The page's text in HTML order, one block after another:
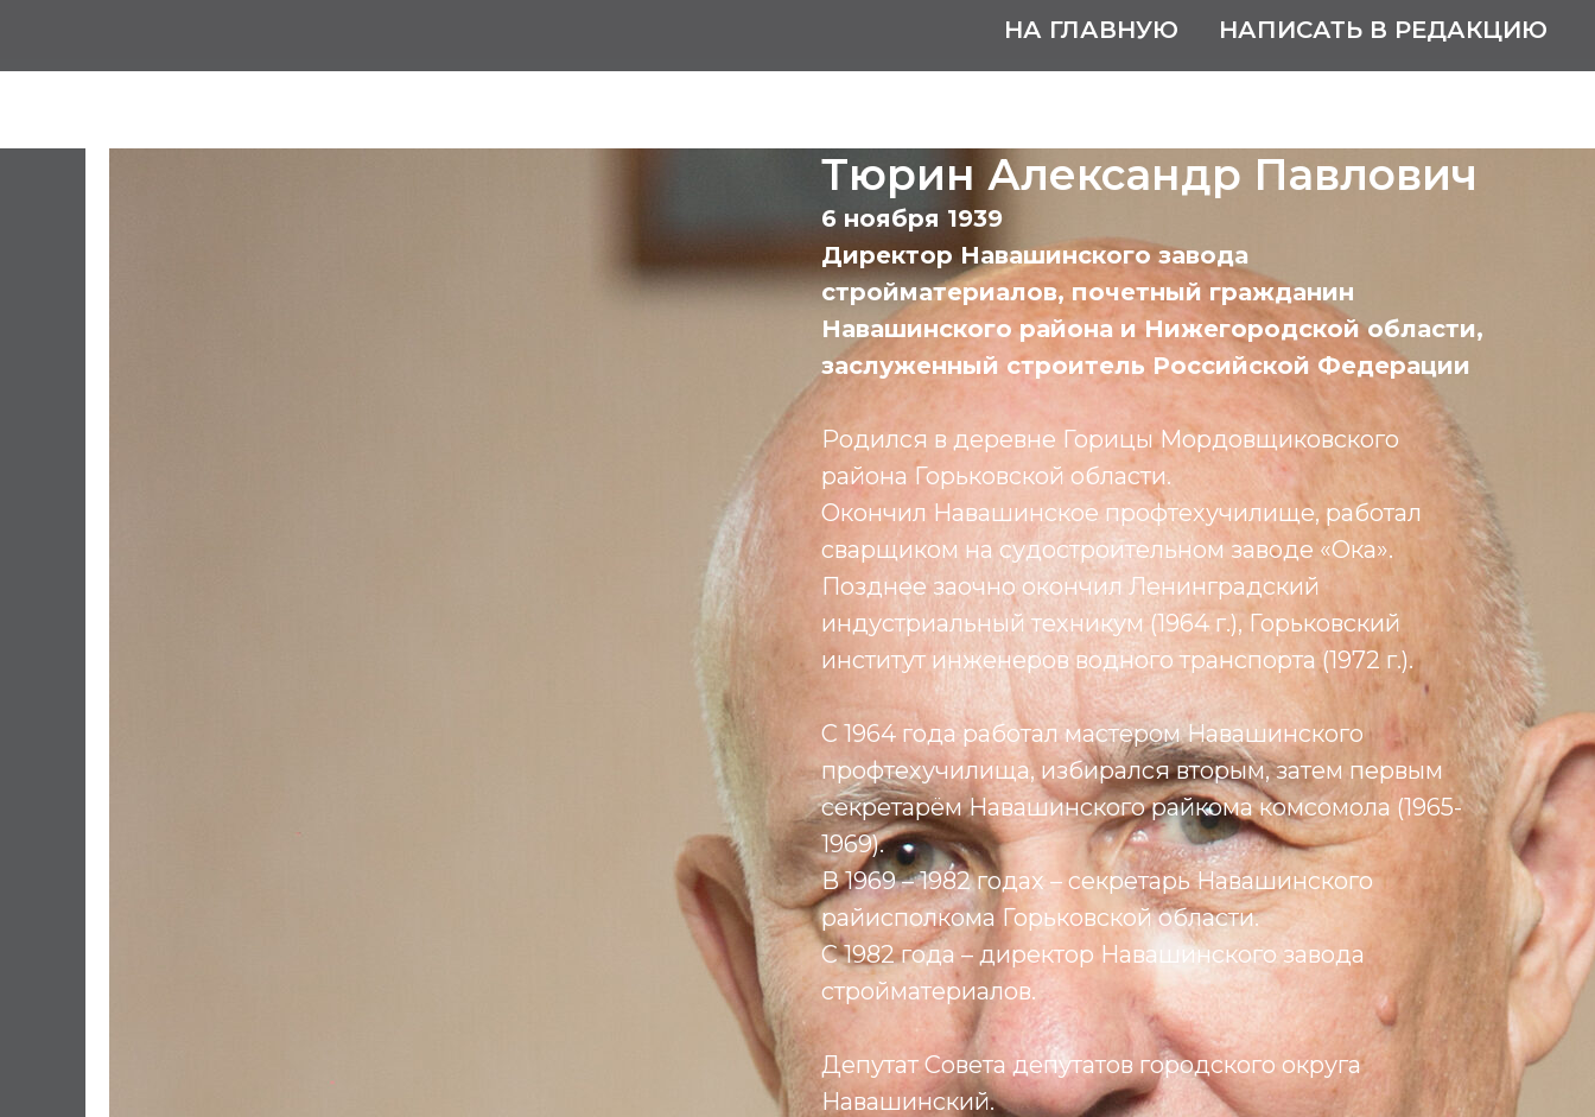
НА ГЛАВНУЮ НАПИСАТЬ В РЕДАКЦИЮ
Тюрин Александр Павлович
6 ноября 1939
Директор Навашинского завода
стройматериалов, почетный гражданин
Навашинского района и Нижегородской области,
заслуженный строитель Российской Федерации
Родился в деревне Горицы Мордовщиковского
района Горьковской области.
Окончил Навашинское профтехучилище, работал
сварщиком на судостроительном заводе «Ока».
Позднее заочно окончил Ленинградский
индустриальный техникум (1964 г.), Горьковский
институт инженеров водного транспорта (1972 г.).
С 1964 года работал мастером Навашинского
профтехучилища, избирался вторым, затем первым
секретарём Навашинского райкома комсомола (1965-
1969).
В 1969 – 1982 годах – секретарь Навашинского
райисполкома Горьковской области.
С 1982 года – директор Навашинского завода
стройматериалов.
Депутат Совета депутатов городского округа
Навашинский.